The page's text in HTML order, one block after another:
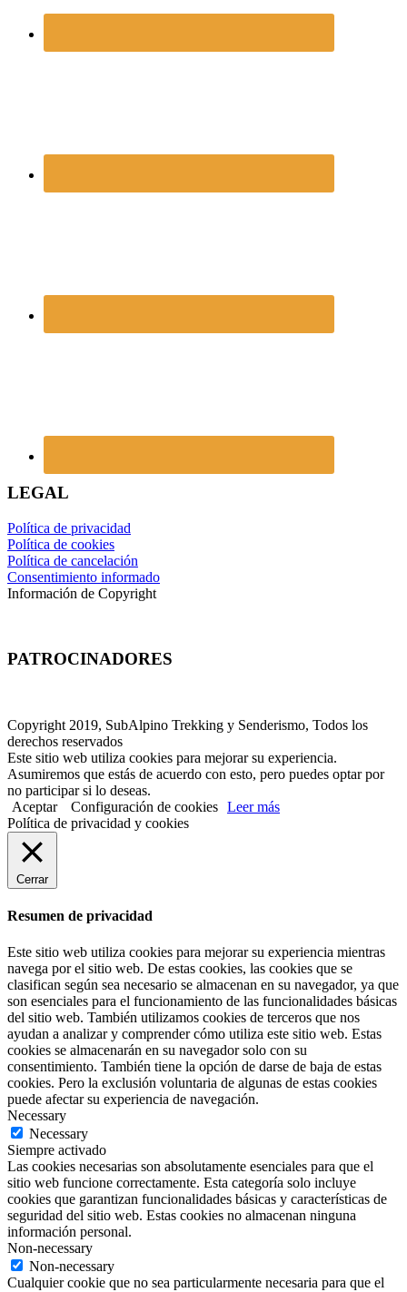
LEGAL
Política de privacidad
Política de cookies
Política de cancelación
Consentimiento informado
Información de Copyright
PATROCINADORES
Copyright 2019, SubAlpino Trekking y Senderismo, Todos los
derechos reservados
Este sitio web utiliza cookies para mejorar su experiencia.
Asumiremos que estás de acuerdo con esto, pero puedes optar por
no participar si lo deseas.
Aceptar
Configuración de cookies Leer más
Política de privacidad y cookies
Cerrar
Resumen de privacidad
Este sitio web utiliza cookies para mejorar su experiencia mientras
navega por el sitio web. De estas cookies, las cookies que se
clasifican según sea necesario se almacenan en su navegador, ya que
son esenciales para el funcionamiento de las funcionalidades básicas
del sitio web. También utilizamos cookies de terceros que nos
ayudan a analizar y comprender cómo utiliza este sitio web. Estas
cookies se almacenarán en su navegador solo con su
consentimiento. También tiene la opción de darse de baja de estas
cookies. Pero la exclusión voluntaria de algunas de estas cookies
puede afectar su experiencia de navegación.
Necessary
Necessary
Siempre activado
Las cookies necesarias son absolutamente esenciales para que el
sitio web funcione correctamente. Esta categoría solo incluye
cookies que garantizan funcionalidades básicas y características de
seguridad del sitio web. Estas cookies no almacenan ninguna
información personal.
Non-necessary
Non-necessary
Cualquier cookie que no sea particularmente necesaria para que el